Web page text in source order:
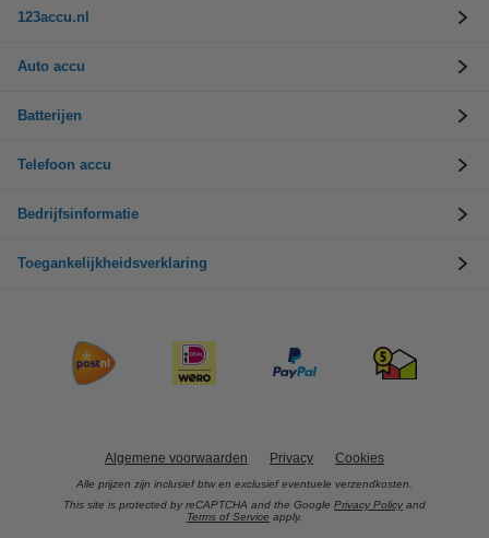
123accu.nl
Auto accu
Batterijen
Telefoon accu
Bedrijfsinformatie
Toegankelijkheidsverklaring
Algemene voorwaarden Privacy Cookies
Alle prijzen zijn inclusief btw en exclusief eventuele verzendkosten.
This site is protected by reCAPTCHA and the Google Privacy Policy and
Terms of Service apply.